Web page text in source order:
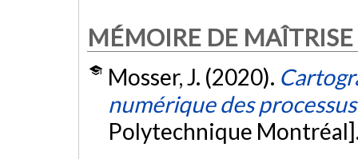
MÉMOIRE DE MAÎTRISE
Mosser, J. (2020).
numérique des processus
Polytechnique